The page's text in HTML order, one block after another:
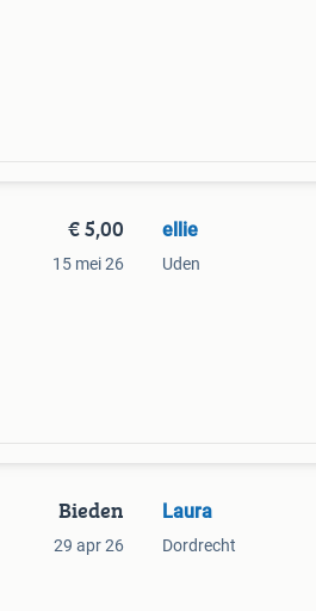
€ 5,00
15 mei 26
ellie
Uden
Bieden
29 apr 26
Laura
Dordrecht